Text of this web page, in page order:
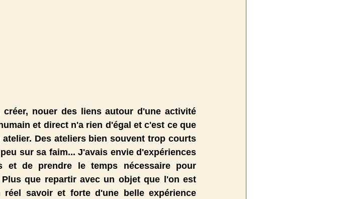
créer, nouer des liens autour d'une activité
et direct n'a rien d'égal et c'est ce que
Des ateliers bien souvent trop courts
sur sa faim... J'avais envie d'expériences
et de prendre le temps nécessaire pour
que repartir avec un objet que l'on est
savoir et forte d'une belle expérience